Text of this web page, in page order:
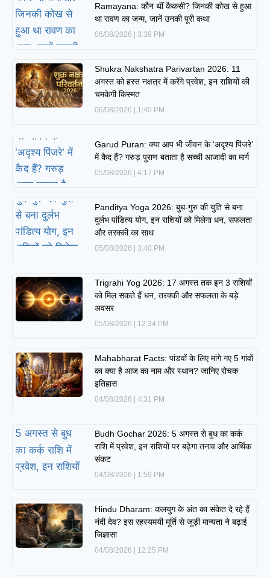
Ramayana: कौन थीं कैकसी? जिनकी कोख से हुआ
था रावण का जन्म, जानें उनकी पूरी कथा
06/08/2026 3:38 PM
Shukra Nakshatra Parivartan 2026: 11
अगस्त को हस्त नक्षत्र में करेंगे प्रवेश, इन राशियों की
चमकेगी किस्मत
06/08/2026 1:40 PM
Garud Puran: क्या आप भी जीवन के ‘अदृश्य पिंजरे’
में कैद हैं? गरुड़ पुराण बताता है सच्ची आजादी का मार्ग
05/08/2026 4:17 PM
Panditya Yoga 2026: बुध-गुरु की युति से बना
दुर्लभ पांडित्य योग, इन राशियों को मिलेगा धन, सफलता
और तरक्की का साथ
05/08/2026 3:40 PM
Trigrahi Yog 2026: 17 अगस्त तक इन 3 राशियों
को मिल सकते हैं धन, तरक्की और सफलता के बड़े
अवसर
05/08/2026 12:34 PM
Mahabharat Facts: पांडवों के लिए मांगे गए 5 गांवों
का क्या है आज का नाम और स्थान? जानिए रोचक
इतिहास
04/08/2026 4:31 PM
Budh Gochar 2026: 5 अगस्त से बुध का कर्क
राशि में प्रवेश, इन राशियों पर बढ़ेगा तनाव और आर्थिक
संकट
04/08/2026 1:59 PM
Hindu Dharam: कलयुग के अंत का संकेत दे रहे हैं
नंदी देव? इस रहस्यमयी मूर्ति से जुड़ी मान्यता ने बढ़ाई
जिज्ञासा
04/08/2026 12:25 PM